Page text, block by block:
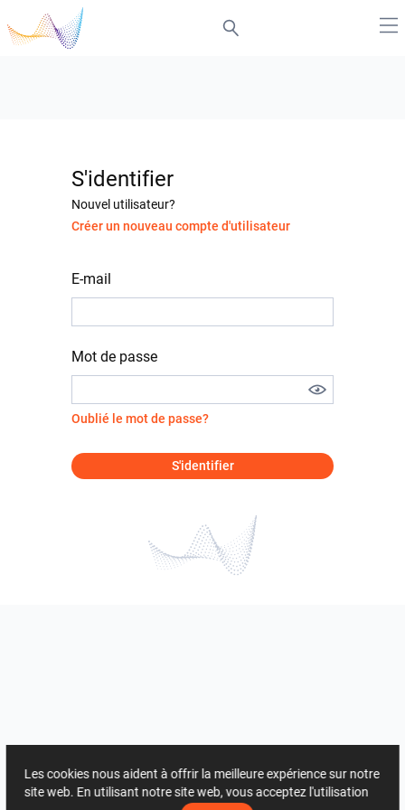
S'identifier
Nouvel utilisateur?
Créer un nouveau compte d'utilisateur
E-mail
Mot de passe
Oublié le mot de passe?
S'identifier
Les cookies nous aident à offrir la meilleure expérience sur notre
site web. En utilisant notre site web, vous acceptez l'utilisation